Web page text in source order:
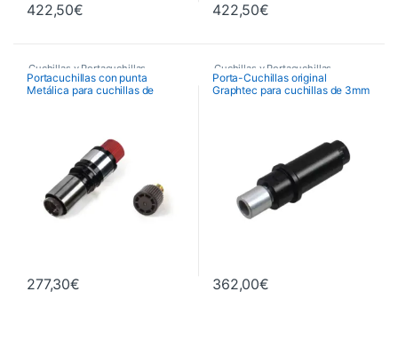
422,50€ 422,50€
Cuchillas y Portacuchillas
Graphtec
Portacuchillas con punta
Metálica para cuchillas de
277,30€
Cuchillas y Portacuchillas
Graphtec
Porta-Cuchillas original
Graphtec para cuchillas de 3mm
362,00€